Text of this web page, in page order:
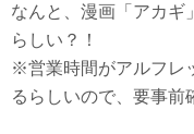
なんと、漫画「アカギ
らしい？！
※営業時間がアルフレ
るらしいので、要事前